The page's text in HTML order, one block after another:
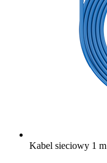
Kabel sieciowy 1 m